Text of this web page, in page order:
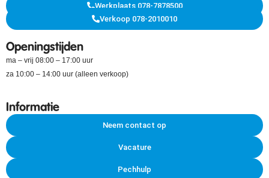
Werkplaats 078-7878500
Verkoop 078-2010010
Openingstijden
ma – vrij 08:00 – 17:00 uur
za 10:00 – 14:00 uur (alleen verkoop)
Informatie
Neem contact op
Vacature
Pechhulp